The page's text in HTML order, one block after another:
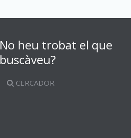
No heu trobat el que
buscàveu?
CERCADOR